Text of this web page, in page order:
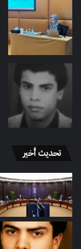
تحديث أخير